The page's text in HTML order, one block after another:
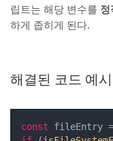
립트는 해당 변수를 정
하게 좁히게 된다.
해결된 코드 예시
const fileEntry